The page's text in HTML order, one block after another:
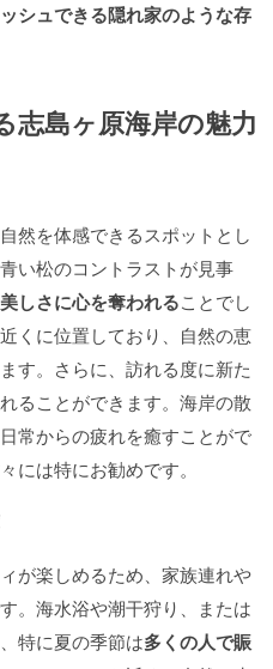
シュできる隠れ家のような存
志島ヶ原海岸の魅力
然を体感できるスポットとし
い松のコントラストが見事
しさに心を奪われることでし
くに位置しており、自然の恵
す。さらに、訪れる度に新た
ることができます。海岸の散
常からの疲れを癒すことがで
には特にお勧めです。
が楽しめるため、家族連れや
。海水浴や潮干狩り、または
特に夏の季節は多くの人で賑